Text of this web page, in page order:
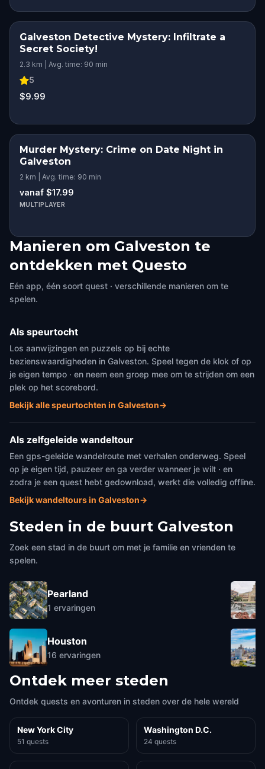
Galveston Detective Mystery: Infiltrate a
Secret Society!
2.3 km | Avg. time: 90 min
5
$9.99
Murder Mystery: Crime on Date Night in
Galveston
2 km | Avg. time: 90 min
vanaf $17.99
MULTIPLAYER
Manieren om Galveston te
ontdekken met Questo
Eén app, één soort quest · verschillende manieren om te
spelen.
Als speurtocht
Los aanwijzingen en puzzels op bij echte
bezienswaardigheden in Galveston. Speel tegen de klok of op
je eigen tempo · en neem een groep mee om te strijden om een
plek op het scorebord.
Bekijk alle speurtochten in Galveston→
Als zelfgeleide wandeltour
Een gps-geleide wandelroute met verhalen onderweg. Speel
op je eigen tijd, pauzeer en ga verder wanneer je wilt · en
zodra je een quest hebt gedownload, werkt die volledig offline.
Bekijk wandeltours in Galveston→
Steden in de buurt Galveston
Zoek een stad in de buurt om met je familie en vrienden te
spelen.
Pearland
1 ervaringen
Houston
16 ervaringen
Ontdek meer steden
Ontdek quests en avonturen in steden over de hele wereld
New York City
51 quests
Washington D.C.
24 quests